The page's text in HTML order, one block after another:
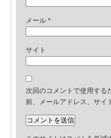
メール*
サイト
次回のコメントで使用する
前、メールアドレス、サイ